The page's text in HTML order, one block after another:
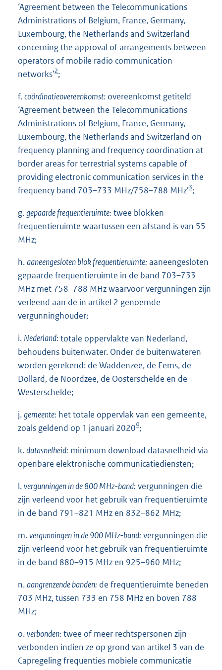
‘Agreement between the Telecommunications
Administrations of Belgium, France, Germany,
Luxembourg, the Netherlands and Switzerland
concerning the approval of arrangements between
operators of mobile radio communication
networks’2;
f.coördinatieovereenkomst: overeenkomst getiteld
‘Agreement between the Telecommunications
Administrations of Belgium, France, Germany,
Luxembourg, the Netherlands and Switzerland on
frequency planning and frequency coordination at
border areas for terrestrial systems capable of
providing electronic communication services in the
frequency band 703–733 MHz/758–788 MHz’3;
g.gepaarde frequentieruimte: twee blokken
frequentieruimte waartussen een afstand is van 55
MHz;
h.aaneengesloten blok frequentieruimte: aaneengesloten
gepaarde frequentieruimte in de band 703–733
MHz met 758–788 MHz waarvoor vergunningen zijn
verleend aan de in artikel 2 genoemde
vergunninghouder;
i. Nederland: totale oppervlakte van Nederland,
behoudens buitenwater. Onder de buitenwateren
worden gerekend: de Waddenzee, de Eems, de
Dollard, de Noordzee, de Oosterschelde en de
Westerschelde;
j.gemeente: het totale oppervlak van een gemeente,
zoals geldend op 1 januari 20204;
k.datasnelheid: minimum download datasnelheid via
openbare elektronische communicatiediensten;
l.vergunningen in de 800 MHz-band: vergunningen die
zijn verleend voor het gebruik van frequentieruimte
in de band 791–821 MHz en 832–862 MHz;
m.vergunningen in de 900 MHz-band: vergunningen die
zijn verleend voor het gebruik van frequentieruimte
in de band 880–915 MHz en 925–960 MHz;
n.aangrenzende banden: de frequentieruimte beneden
703 MHz, tussen 733 en 758 MHz en boven 788
MHz;
o.verbonden: twee of meer rechtspersonen zijn
verbonden indien ze op grond van artikel 3 van de
Capregeling frequenties mobiele communicatie